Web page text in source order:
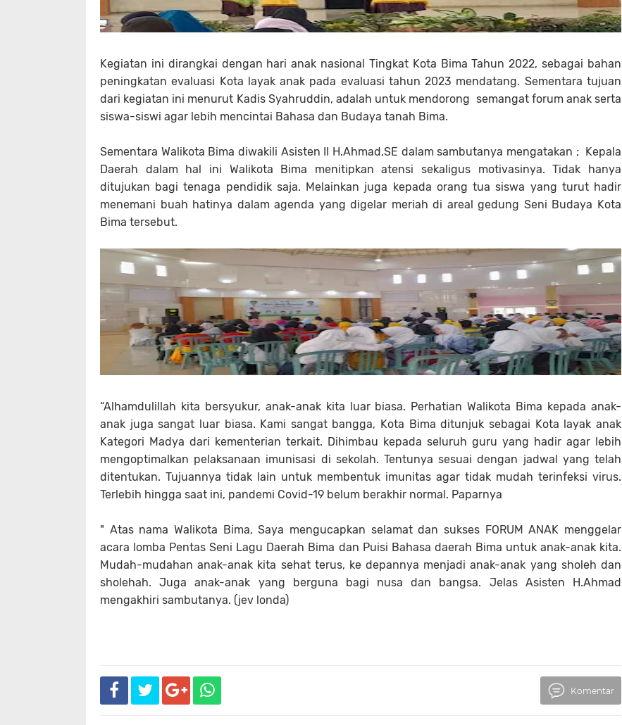
Kegiatan ini dirangkai dengan hari anak nasional Tingkat Kota Bima Tahun 2022, sebagai bahan
peningkatan evaluasi Kota layak anak pada evaluasi tahun 2023 mendatang. Sementara tujuan
dari kegiatan ini menurut Kadis Syahruddin, adalah untuk mendorong semangat forum anak serta
siswa-siswi agar lebih mencintai Bahasa dan Budaya tanah Bima.
Sementara Walikota Bima diwakili Asisten II H.Ahmad,SE dalam sambutanya mengatakan ; Kepala
Daerah dalam hal ini Walikota Bima menitipkan atensi sekaligus motivasinya. Tidak hanya
ditujukan bagi tenaga pendidik saja. Melainkan juga kepada orang tua siswa yang turut hadir
menemani buah hatinya dalam agenda yang digelar meriah di areal gedung Seni Budaya Kota
Bima tersebut.
“Alhamdulillah kita bersyukur, anak-anak kita luar biasa. Perhatian Walikota Bima kepada anak-
anak juga sangat luar biasa. Kami sangat bangga, Kota Bima ditunjuk sebagai Kota layak anak
Kategori Madya dari kementerian terkait. Dihimbau kepada seluruh guru yang hadir agar lebih
mengoptimalkan pelaksanaan imunisasi di sekolah. Tentunya sesuai dengan jadwal yang telah
ditentukan. Tujuannya tidak lain untuk membentuk imunitas agar tidak mudah terinfeksi virus.
Terlebih hingga saat ini, pandemi Covid-19 belum berakhir normal. Paparnya
" Atas nama Walikota Bima, Saya mengucapkan selamat dan sukses FORUM ANAK menggelar
acara lomba Pentas Seni Lagu Daerah Bima dan Puisi Bahasa daerah Bima untuk anak-anak kita.
Mudah-mudahan anak-anak kita sehat terus, ke depannya menjadi anak-anak yang sholeh dan
sholehah. Juga anak-anak yang berguna bagi nusa dan bangsa. Jelas Asisten H.Ahmad
mengakhiri sambutanya. (jev londa)
Komentar